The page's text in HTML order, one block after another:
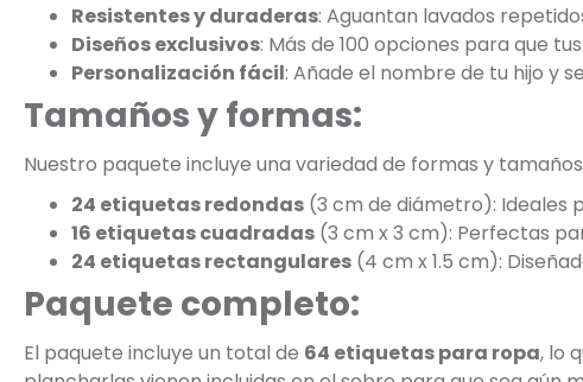
Resistentes y duraderas: Aguantan lavados
Diseños exclusivos: Más de 100 opciones para que
Personalización fácil: Añade el nombre de tu hijo y
Tamaños y formas:
Nuestro paquete incluye una variedad de formas y
24 etiquetas redondas (3 cm de diámetro): Ideales
16 etiquetas cuadradas (3 cm x 3 cm): Perfectas
24 etiquetas rectangulares (4 cm x 1.5 cm):
Paquete completo:
El paquete incluye un total de 64 etiquetas para ropa, lo